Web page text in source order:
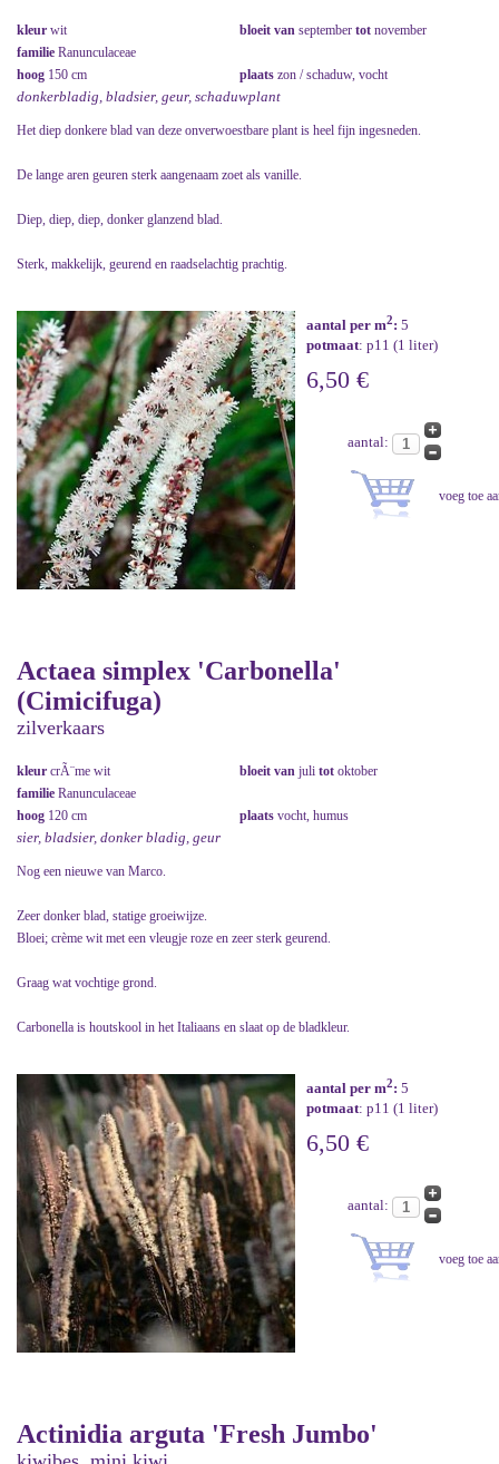
kleur wit bloeit van september tot november
familie Ranunculaceae
hoog 150 cm plaats zon / schaduw, vocht
donkerbladig, bladsier, geur, schaduwplant
Het diep donkere blad van deze onverwoestbare plant is heel fijn ingesneden.
De lange aren geuren sterk aangenaam zoet als vanille.
Diep, diep, diep, donker glanzend blad.
Sterk, makkelijk, geurend en raadselachtig prachtig.
aantal per m2: 5
potmaat: p11 (1 liter)
6,50 €
aantal:
Actaea simplex 'Carbonella'
(Cimicifuga)
zilverkaars
kleur crÃ¨me wit bloeit van juli tot oktober
familie Ranunculaceae
hoog 120 cm plaats vocht, humus
sier, bladsier, donker bladig, geur
Nog een nieuwe van Marco.
Zeer donker blad, statige groeiwijze.
Bloei; crème wit met een vleugje roze en zeer sterk geurend.
Graag wat vochtige grond.
Carbonella is houtskool in het Italiaans en slaat op de bladkleur.
aantal per m2: 5
potmaat: p11 (1 liter)
6,50 €
aantal:
Actinidia arguta 'Fresh Jumbo'